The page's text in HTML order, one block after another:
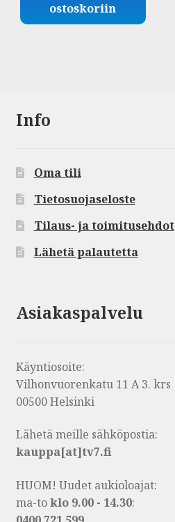
ostoskoriin
Info
Oma tili
Tietosuojaseloste
Tilaus- ja toimitusehdot
Lähetä palautetta
Asiakaspalvelu
Käyntiosoite:
Vilhonvuorenkatu 11 A 3. krs
00500 Helsinki
Lähetä meille sähköpostia:
kauppa[at]tv7.fi
HUOM! Uudet aukioloajat:
ma-toklo 9.00 - 14.30: